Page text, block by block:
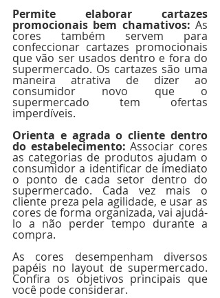
Permite elaborar cartazes
promocionais bem chamativos: As
cores também servem para
confeccionar cartazes promocionais
que vão ser usados dentro e fora do
supermercado. Os cartazes são uma
maneira atrativa de dizer ao
consumidor novo que o
supermercado tem ofertas
imperdíveis.
Orienta e agrada o cliente dentro
do estabelecimento: Associar cores
as categorias de produtos ajudam o
consumidor a identificar de imediato
o ponto de cada setor dentro do
supermercado. Cada vez mais o
cliente preza pela agilidade, e usar as
cores de forma organizada, vai ajudá-
lo a não perder tempo durante a
compra.
As cores desempenham diversos
papéis no layout de supermercado.
Confira os objetivos principais que
você pode considerar.